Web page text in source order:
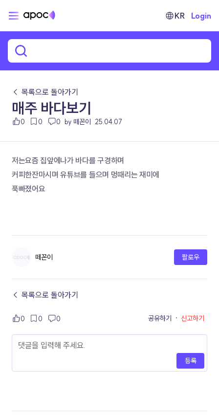
KR Login
← 목록으로 돌아가기
매주 바다보기
0 0 0 by 떼꼰이 25.04.07
저는요즘 집앞에나가 바다를 구경하며
커피한잔마시며 유튜브를 들으며 멍때리는 재미에
푹빠졌어요
떼꼰이 팔로우
← 목록으로 돌아가기
0 0 0 공유하기 · 신고하기
등록